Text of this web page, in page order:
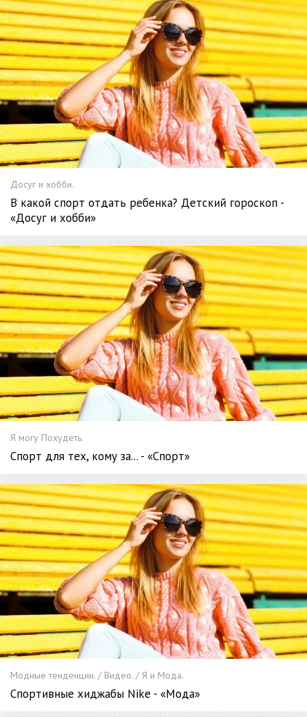
Досуг и хобби.
В какой спорт отдать ребенка? Детский гороскоп -
«Досуг и хобби»
Я могу Похудеть.
Спорт для тех, кому за... - «Спорт»
Модные тенденции. / Видео. / Я и Мода.
Спортивные хиджабы Nike - «Мода»